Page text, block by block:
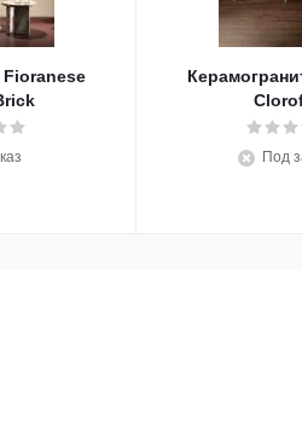
Fioranese
Под